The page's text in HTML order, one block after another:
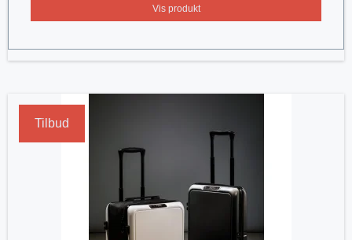
Vis produkt
Tilbud